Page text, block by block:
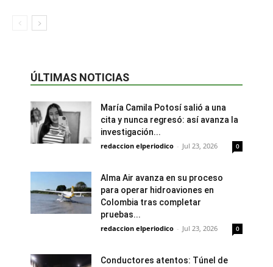
ÚLTIMAS NOTICIAS
María Camila Potosí salió a una
cita y nunca regresó: así avanza la
investigación...
redaccion elperiodico - Jul 23, 2026 0
Alma Air avanza en su proceso
para operar hidroaviones en
Colombia tras completar
pruebas...
redaccion elperiodico - Jul 23, 2026 0
Conductores atentos: Túnel de